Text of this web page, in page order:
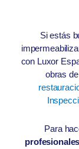
Si estás
con Luxor
obras
Para